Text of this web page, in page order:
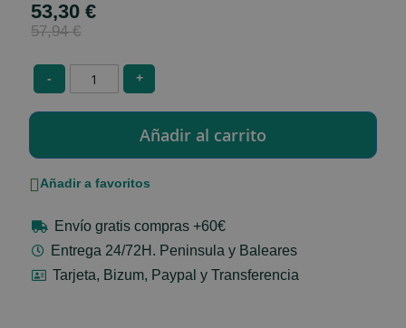
Special
Price
53,30 €
57,94 €
- +
Añadir a favoritos
Envío gratis compras +60€
Entrega 24/72H. Peninsula y Baleares
Tarjeta, Bizum, Paypal y Transferencia